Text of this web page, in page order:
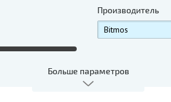
Производитель
Больше параметров